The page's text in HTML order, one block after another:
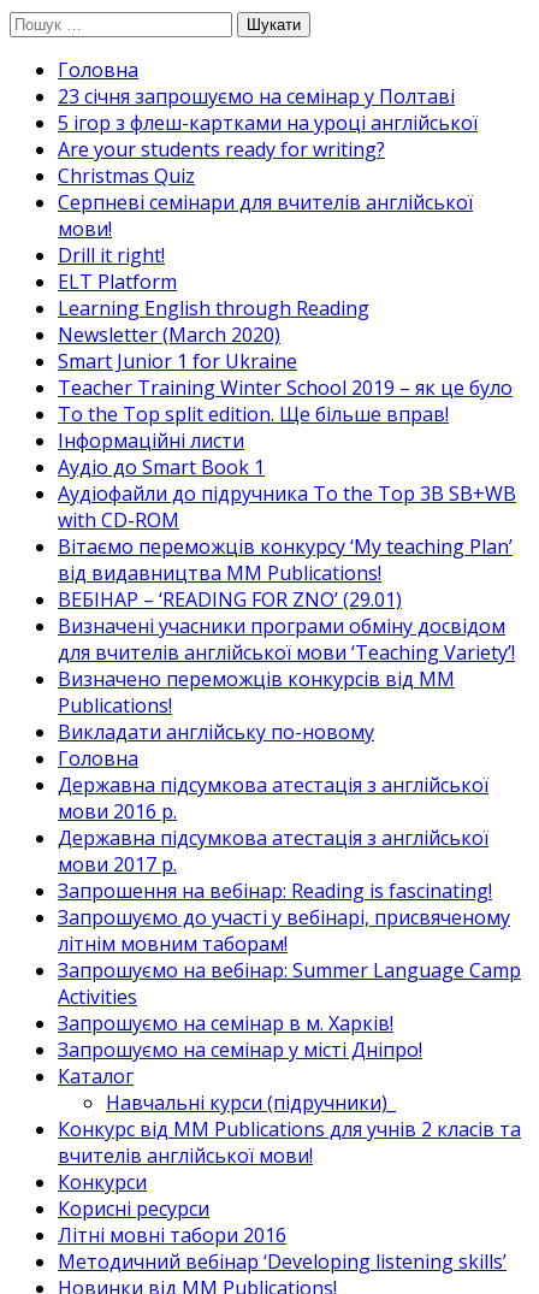
Перейти
вмісту
Пошук:
Головна
23 січня запрошуємо на семінар у Полтаві
5 ігор з флеш-картками на уроці англійської
Are your students ready for writing?
Christmas Quiz
Cерпневі семінари для вчителів англійської
мови!
Drill it right!
ELT Platform
Learning English through Reading
Newsletter (March 2020)
Smart Junior 1 for Ukraine
Teacher Training Winter School 2019 – як це було
To the Top split edition. Ще більше вправ!
Інформаційні листи
Аудіо до Smart Book 1
Аудіофайли до підручника To the Top 3B SB+WB
with CD-ROM
Вітаємо переможців конкурсу ‘My teaching Plan’
від видавництва MM Publications!
ВЕБІНАР – ‘READING FOR ZNO’ (29.01)
Визначені учасники програми обміну досвідом
для вчителів англійської мови ‘Teaching Variety’!
Визначено переможців конкурсів від MM
Publications!
Викладати англійську по-новому
Головна
Державна підсумкова атестація з англійської
мови 2016 р.
Державна підсумкова атестація з англійської
мови 2017 р.
Запрошення на вебінар: Reading is fascinating!
Запрошуємо до участі у вебінарі, присвяченому
літнім мовним таборам!
Запрошуємо на вебінар: Summer Language Camp
Activities
Запрошуємо на семінар в м. Харків!
Запрошуємо на семінар у місті Дніпро!
Каталог
Навчальні курси (підручники)_
Конкурс від MM Publications для учнів 2 класів та
вчителів англійської мови!
Конкурси
Корисні ресурси
Літні мовні табори 2016
Методичний вебінар ‘Developing listening skills’
Новинки від MM Publications!